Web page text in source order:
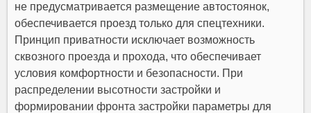
не предусматривается размещение автостоянок,
обеспечивается проезд только для спецтехники.
Принцип приватности исключает возможность
сквозного проезда и прохода, что обеспечивает
условия комфортности и безопасности. При
распределении высотности застройки и
формировании фронта застройки параметры для